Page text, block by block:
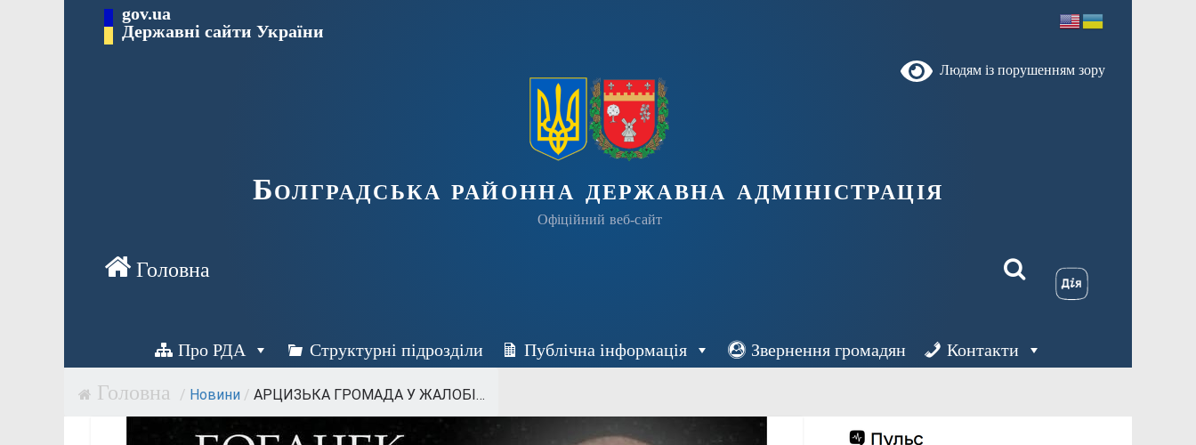
Перейти gov.ua
Державні сайти України
Людям із порушенням зору
Болградська районна державна адміністрація
Офіційний веб-сайт
Про РДА Структурні підрозділи Публічна інформація Звернення громадян Контакти
/ Новини / АРЦИЗЬКА ГРОМАДА У ЖАЛОБІ…